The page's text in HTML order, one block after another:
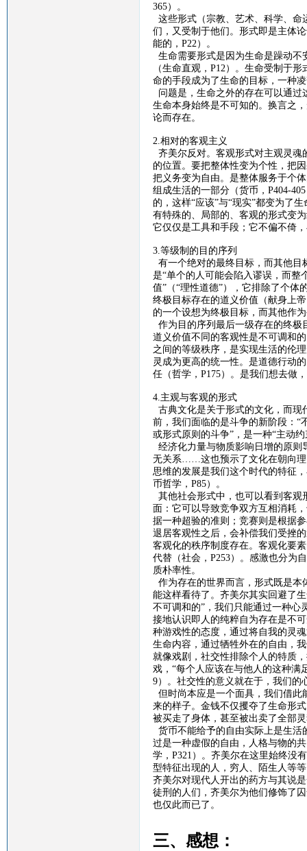
365）。
这些形式（宗教、艺术、科学、命
们，又受制于他们。形式即是主体
能的， P22 ）。
生命需要形式是因为生命是躁动不
（生命直观， P12 ）。生命受制于形
命的手段成为了生命的目标，一种
问题是，生命之外的存在可以通过
生命本身始终是不可知的。换言之
论而存在。
2.相对的客观主义
齐美尔反对。客观形式对主观灵魂
的位置。要把整体性变为个性，把
把义务变为自由。是整体服务于个
组成生活的一部分（货币， P404-405
的，这样“应该”与“现实”都变为了
有特殊的、局部的、客观的形式变
它仅仅是工具和手段；它不偏不倚
3.等级制的目的序列
有一个绝对的最终目标，而其他目
是“单个的人可能会陷入谬误，而整
值”（“理性道德”），它排除了个体
终极目标存在的道义价值（献身上
的一个设想为终极目标，而其他作
作为目的序列最后一级存在的终极
道义价值不同的客观性是不可调和
之间的等级秩序，是实现生活的伦
灵成为更高的统一性。是道德行动
任（哲学， P175）。是我们想去做
4.主观与客观的形式
古典文化是关于形式的文化，而现
前，我们面临的是斗争的新阶段： “
或形式原则的斗争”，是一种“主动
经济化力量与物质影响日增的原则
无关系 ……这也预示了文化在朝向
思维的发展是我们这个时代的特征
币哲学， P85）。
其他社会形式中，也可以看到客观
面：它可以导致竞争双方互相消耗
据一种超验的准则；竞赛则是根据
退居客观性之后，会补偿我们受挫
客观化的秩序制度存在。客观化要
代替（社会， P253）。感激也分为
质朴率性。
作为存在的世界而言，形式既是本
能这样看待了。齐美尔其实回避了
不可调和的”，我们只能通过一种心
接地认识即人的纯粹自为存在是不
种游戏性的态度，通过将自我的灵
生命内容 ， 通过牺牲外在的自由，
就像戏剧 ， 社交性排除个人的特质
戏， “每个人应该在与他人的这种满
9）。社交性的意义就在于，我们的
但时尚本应是一个面具，我们借
来的样子。金钱不仅攫夺了生命形
被买走了身体，甚至被出卖了全部
货币不能给予的自由实际上是生活
过是一种虚假的自由，人格与物的
学， P321 ）。齐美尔在这里始终没
型特征出现的人，穷人、陌生人等
齐美尔对现代人开出的药方与其说
徒刑的人们，齐美尔为他们修饰了
也仅此而已了。
三、感想：